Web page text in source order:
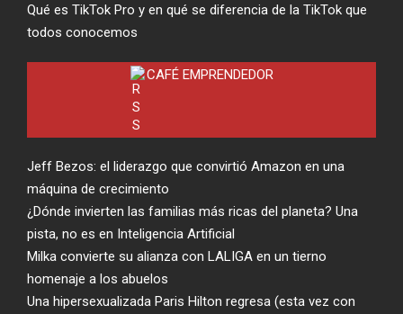
Qué es TikTok Pro y en qué se diferencia de la TikTok que
todos conocemos
CAFÉ EMPRENDEDOR
Jeff Bezos: el liderazgo que convirtió Amazon en una
máquina de crecimiento
¿Dónde invierten las familias más ricas del planeta? Una
pista, no es en Inteligencia Artificial
Milka convierte su alianza con LALIGA en un tierno
homenaje a los abuelos
Una hipersexualizada Paris Hilton regresa (esta vez con